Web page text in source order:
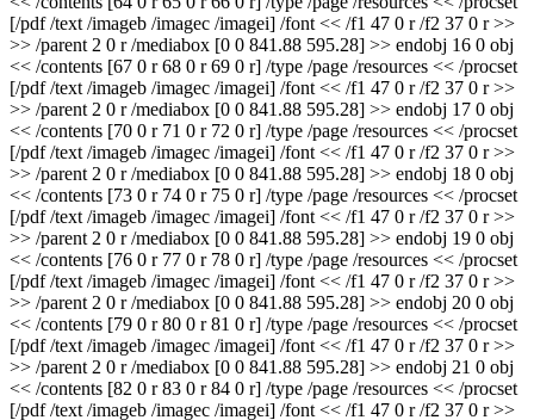
[/pdf /text /imageb /imagec /imagei] /font << /f1 47 0 r /f2 37 0 r >>
>> /parent 2 0 r /mediabox [0 0 841.88 595.28] >> endobj 16 0 obj
<< /contents [67 0 r 68 0 r 69 0 r] /type /page /resources << /procset
[/pdf /text /imageb /imagec /imagei] /font << /f1 47 0 r /f2 37 0 r >>
>> /parent 2 0 r /mediabox [0 0 841.88 595.28] >> endobj 17 0 obj
<< /contents [70 0 r 71 0 r 72 0 r] /type /page /resources << /procset
[/pdf /text /imageb /imagec /imagei] /font << /f1 47 0 r /f2 37 0 r >>
>> /parent 2 0 r /mediabox [0 0 841.88 595.28] >> endobj 18 0 obj
<< /contents [73 0 r 74 0 r 75 0 r] /type /page /resources << /procset
[/pdf /text /imageb /imagec /imagei] /font << /f1 47 0 r /f2 37 0 r >>
>> /parent 2 0 r /mediabox [0 0 841.88 595.28] >> endobj 19 0 obj
<< /contents [76 0 r 77 0 r 78 0 r] /type /page /resources << /procset
[/pdf /text /imageb /imagec /imagei] /font << /f1 47 0 r /f2 37 0 r >>
>> /parent 2 0 r /mediabox [0 0 841.88 595.28] >> endobj 20 0 obj
<< /contents [79 0 r 80 0 r 81 0 r] /type /page /resources << /procset
[/pdf /text /imageb /imagec /imagei] /font << /f1 47 0 r /f2 37 0 r >>
>> /parent 2 0 r /mediabox [0 0 841.88 595.28] >> endobj 21 0 obj
<< /contents [82 0 r 83 0 r 84 0 r] /type /page /resources << /procset
[/pdf /text /imageb /imagec /imagei] /font << /f1 47 0 r /f2 37 0 r >>